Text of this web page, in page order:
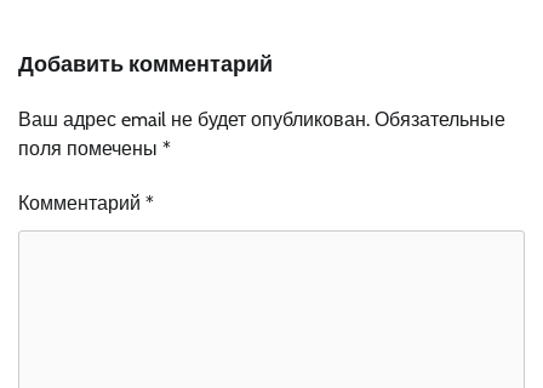
Добавить комментарий
Ваш адрес email не будет опубликован. Обязательные
поля помечены *
Комментарий *